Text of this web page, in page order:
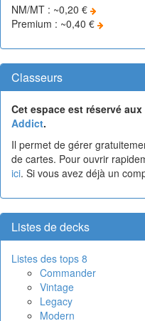
NM/MT : ~0,20 €
Premium : ~0,40 €
Classeurs
Cet espace est réservé
Addict.
Il permet de gérer
de cartes. Pour ouvrir
ici. Si vous avez déjà un
Listes de decks
Listes des tops 8
Commander
Vintage
Legacy
Modern